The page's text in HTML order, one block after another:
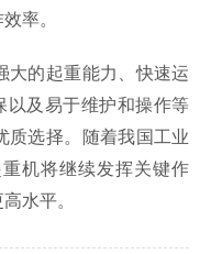
率。
大的起重能力、快速运
及易于维护和操作等
质选择。随着我国工业
机将继续发挥关键作
水平。